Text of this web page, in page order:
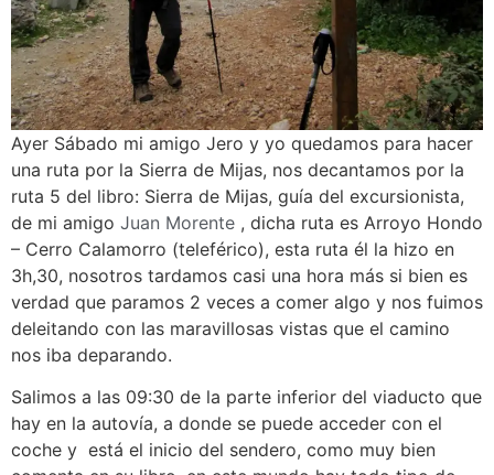
Ayer Sábado mi amigo Jero y yo quedamos para hacer
una ruta por la Sierra de Mijas, nos decantamos por la
ruta 5 del libro: Sierra de Mijas, guía del excursionista,
de mi amigo Juan Morente , dicha ruta es Arroyo Hondo
– Cerro Calamorro (teleférico), esta ruta él la hizo en
3h,30, nosotros tardamos casi una hora más si bien es
verdad que paramos 2 veces a comer algo y nos fuimos
deleitando con las maravillosas vistas que el camino
nos iba deparando.
Salimos a las 09:30 de la parte inferior del viaducto que
hay en la autovía, a donde se puede acceder con el
coche y está el inicio del sendero, como muy bien